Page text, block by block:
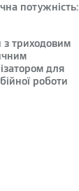
потужність:
з триходовим
для
роботи